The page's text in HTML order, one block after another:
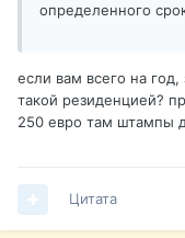
определенного
если вам всего на
такой резиденцией?
250 евро там штампы
Цитата